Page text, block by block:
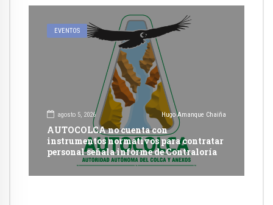
EVENTOS
agosto 5, 2026 Hugo Amanque Chaiña
AUTOCOLCA no cuenta con
instrumentos normativos para contratar
personal señala informe de Contraloría